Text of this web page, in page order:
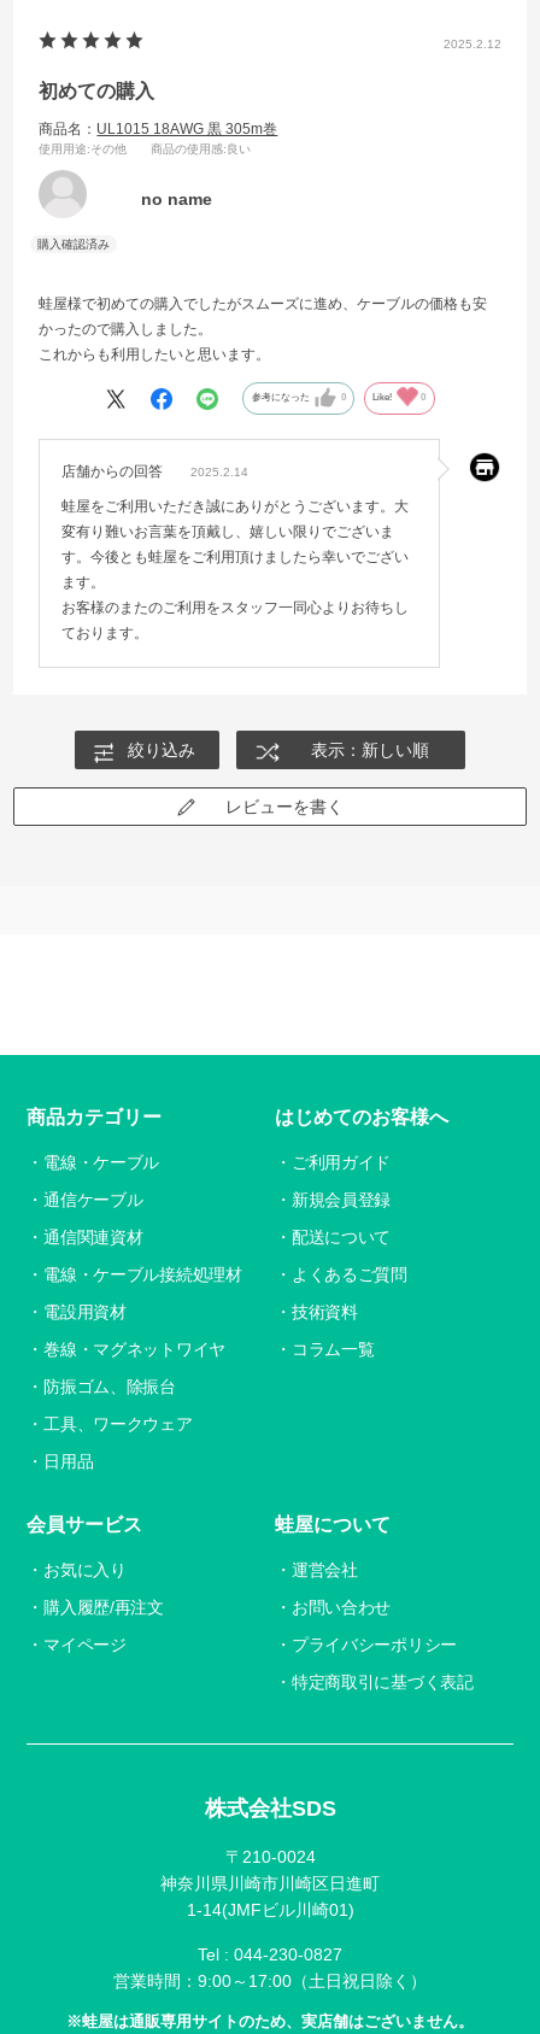
2025.2.12
初めての購入
商品名： UL1015 18AWG 黒 305m巻
使用用途:その他 商品の使用感:良い
no name
蛙屋様で初めての購入でしたがスムーズに進め、ケーブルの価格も安
かったので購入しました。
これからも利用したいと思います。
参考になった 0 Like! 0
店舗からの回答 2025.2.14
蛙屋をご利用いただき誠にありがとうございます。大
変有り難いお言葉を頂戴し、嬉しい限りでございま
す。今後とも蛙屋をご利用頂けましたら幸いでござい
ます。
お客様のまたのご利用をスタッフ一同心よりお待ちし
ております。
絞り込み 表示：新しい順
レビューを書く
株式会社SDS
〒210-0024
神奈川県川崎市川崎区日進町
1-14(JMFビル川崎01)
Tel : 044-230-0827
営業時間：9:00～17:00（土日祝日除く）
※蛙屋は通販専用サイトのため、実店舗はございません。
商品カテゴリー
電線・ケーブル
通信ケーブル
通信関連資材
電線・ケーブル接続処理材
電設用資材
巻線・マグネットワイヤ
防振ゴム、除振台
工具、ワークウェア
日用品
はじめてのお客様へ
ご利用ガイド
新規会員登録
配送について
よくあるご質問
技術資料
コラム一覧
会員サービス
お気に入り
購入履歴/再注文
マイページ
蛙屋について
運営会社
お問い合わせ
プライバシーポリシー
特定商取引に基づく表記